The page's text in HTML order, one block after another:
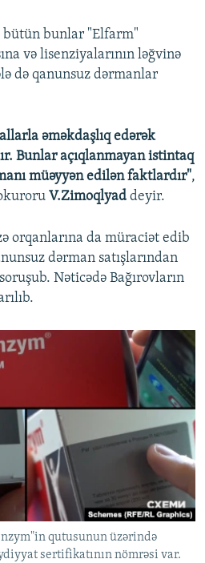
bunlar "Elfarm"
və lisenziyalarının ləğvinə
də qanunsuz dərmanlar
əməkdaşlıq edərək
Bunlar açıqlanmayan istintaq
müəyyən edilən faktlardır",
V.Zimoqlyad deyir.
orqanlarına da müraciət edib
dərman satışlarından
Nəticədə Bağırovların
qutusunun üzərində
sertifikatının nömrəsi var.